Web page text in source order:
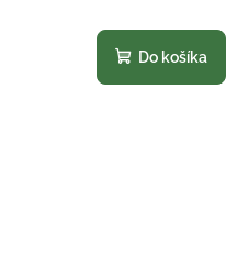
hodnotenie
produktu
je
Do košíka